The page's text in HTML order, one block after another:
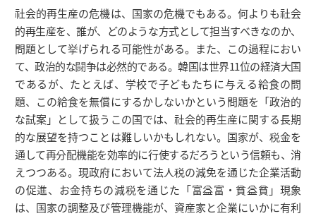
社会的再生産の危機は、国家の危機でもある。何よりも社会
的再生産を、誰が、どのような方式として担当すべきなのか、
問題として挙げられる可能性がある。また、この過程におい
て、政治的な闘争は必然的である。韓国は世界11位の経済大国
であるが、たとえば、学校で子どもたちに与える給食の問
題、この給食を無償にするかしないかという問題を「政治的
な試案」として扱うこの国では、社会的再生産に関する長期
的な展望を持つことは難しいかもしれない。国家が、税金を
通して再分配機能を効率的に行使するだろうという信頼も、消
えつつある。現政府において法人税の減免を通じた企業活動
の促進、お金持ちの減税を通じた「富益富・貧益貧」現象
は、国家の調整及び管理機能が、資産家と企業にいかに有利